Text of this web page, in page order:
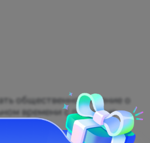
общественное мнение о
времени с помощью